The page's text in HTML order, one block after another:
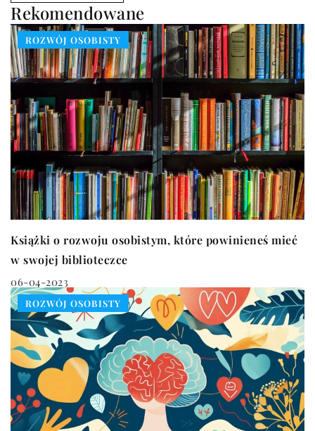
Rekomendowane
ROZWÓJ OSOBISTY
Książki o rozwoju osobistym, które powinieneś mieć
w swojej biblioteczce
06-04-2023
ROZWÓJ OSOBISTY